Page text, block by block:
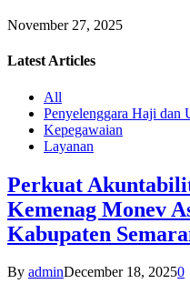
November 27, 2025
Latest Articles
All
Penyelenggara Haji dan
Kepegawaian
Layanan
Perkuat
Kemenag Monev
Kabupaten
By adminDecember 18, 20250